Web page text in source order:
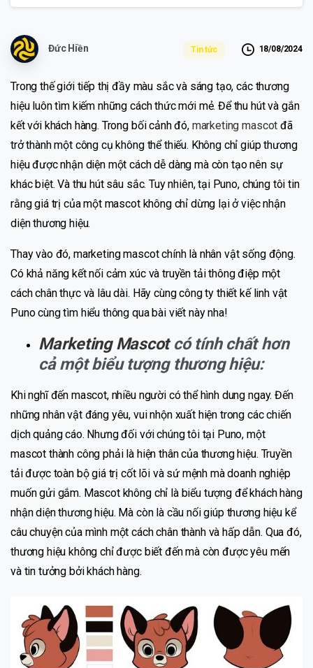
Đức Hiền Tin tức 18/08/2024
Trong thế giới tiếp thị đầy màu sắc và sáng tạo, các thương
hiệu luôn tìm kiếm những cách thức mới mẻ. Để thu hút và gắn
kết với khách hàng. Trong bối cảnh đó, marketing mascot đã
trở thành một công cụ không thể thiếu. Không chỉ giúp thương
hiệu được nhận diện một cách dễ dàng mà còn tạo nên sự
khác biệt. Và thu hút sâu sắc. Tuy nhiên, tại Puno, chúng tôi tin
rằng giá trị của một mascot không chỉ dừng lại ở việc nhận
diện thương hiệu.
Thay vào đó, marketing mascot chính là nhân vật sống động.
Có khả năng kết nối cảm xúc và truyền tải thông điệp một
cách chân thực và lâu dài. Hãy cùng công ty thiết kế linh vật
Puno cùng tìm hiểu thông qua bài viết này nha!
Marketing Mascotcó tính chất hơn
cả một biểu tượng thương hiệu:
Khi nghĩ đến mascot, nhiều người có thể hình dung ngay. Đến
những nhân vật đáng yêu, vui nhộn xuất hiện trong các chiến
dịch quảng cáo. Nhưng đối với chúng tôi tại Puno, một
mascot thành công phải là hiện thân của thương hiệu. Truyền
tải được toàn bộ giá trị cốt lõi và sứ mệnh mà doanh nghiệp
muốn gửi gắm. Mascot không chỉ là biểu tượng để khách hàng
nhận diện thương hiệu. Mà còn là cầu nối giúp thương hiệu kể
câu chuyện của mình một cách chân thành và hấp dẫn. Qua đó,
thương hiệu không chỉ được biết đến mà còn được yêu mến
và tin tưởng bởi khách hàng.